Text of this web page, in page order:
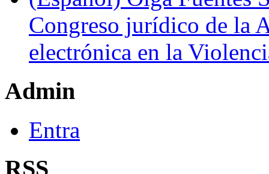
Congreso jurídico de la
electrónica en la
Admin
Entra
RSS